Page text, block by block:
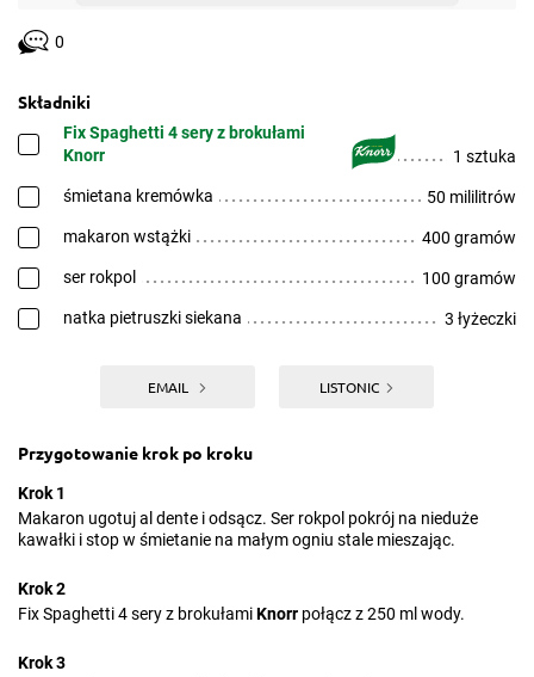
0
Składniki
Fix Spaghetti 4 sery z brokułami
Knorr
1 sztuka
śmietana kremówka 50 mililitrów
makaron wstążki 400 gramów
ser rokpol 100 gramów
natka pietruszki siekana 3 łyżeczki
EMAIL LISTONIC
Przygotowanie krok po kroku
Krok 1
Makaron ugotuj al dente i odsącz. Ser rokpol pokrój na nieduże
kawałki i stop w śmietanie na małym ogniu stale mieszając.
Krok 2
Fix Spaghetti 4 sery z brokułamiKnorr połącz z 250 ml wody.
Krok 3